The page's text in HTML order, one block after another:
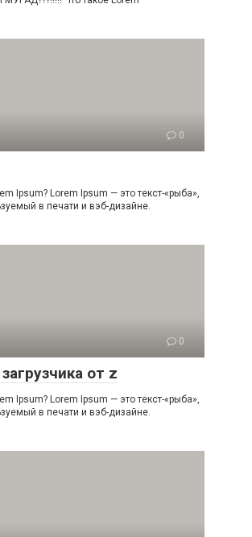
0
Ipsum? Lorem Ipsum — это текст-«рыба»,
в печати и вэб-дизайне.
0
от z
Ipsum? Lorem Ipsum — это текст-«рыба»,
в печати и вэб-дизайне.